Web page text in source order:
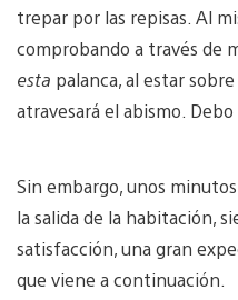
trepar por las repisas. Al
comprobando a través de
esta palanca, al estar sobre
atravesará el abismo.
Sin embargo, unos
la salida de la habitación,
satisfacción, una gran
que viene a continuación.